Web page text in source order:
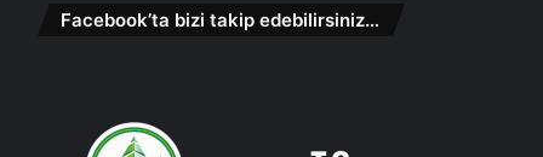
Facebook’ta bizi takip edebilirsiniz…